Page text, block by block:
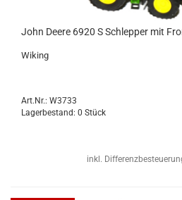
John Deere 6920 S Schlep­per mit
Wi­king
Art.Nr.: W3733
Lagerbestand: 0 Stück
inkl.